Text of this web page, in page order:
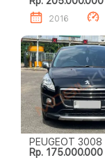
2016
PEUGEOT 3008 1.6 AT
HITAM 2016
Rp. 175.000.000